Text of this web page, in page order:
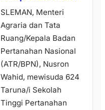
SLEMAN, Menteri
Agraria dan Tata
Ruang/Kepala Badan
Pertanahan Nasional
(ATR/BPN), Nusron
Wahid, mewisuda 624
Taruna/i Sekolah
Tinggi Pertanahan